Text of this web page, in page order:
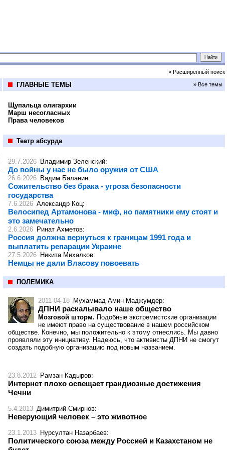
» Расширенный поиск
ГЛАВНЫЕ ТЕМЫ » Все темы
Щупальца олигархии
Марш несогласных
Права человеков
Театр абсурда
29.7.2026 Владимир Зеленский:
До войны у нас не было оружия от США
26.6.2026 Вадим Баланин:
Сожительство без брака - угроза безопасности
государства
7.6.2026 Александр Коц:
Велосипед Артамонова - миф, но памятники ему стоят и
это замечательно
2.6.2026 Ринат Ахметов:
Россия должна вернуться к границам 1991 года и
выплатить репарации Украине
27.5.2026 Никита Михалков:
Немцы не дали Власову повоевать
ПОЛЕМИКА
2011-04-18 Мухаммад Амин Маджумдер:
ДПНИ раскалывало наше общество
Мозговой шторм. Подобные экстремистские организации
не имеют право на существование в нашем российском
обществе. Конечно, мы положительно к этому отнеслись. Мы давно
проявляли эту инициативу. Надеюсь, что активисты ДПНИ не смогут
создать подобную организацию под новым названием.
23.8.2012 Рамзан Кадыров:
Интернет плохо освещает грандиозные достижения
Чечни
5.4.2013 Димитрий Смирнов:
Неверующий человек – это животное
23.1.2013 Нурсултан Назарбаев:
Политического союза между Россией и Казахстаном не